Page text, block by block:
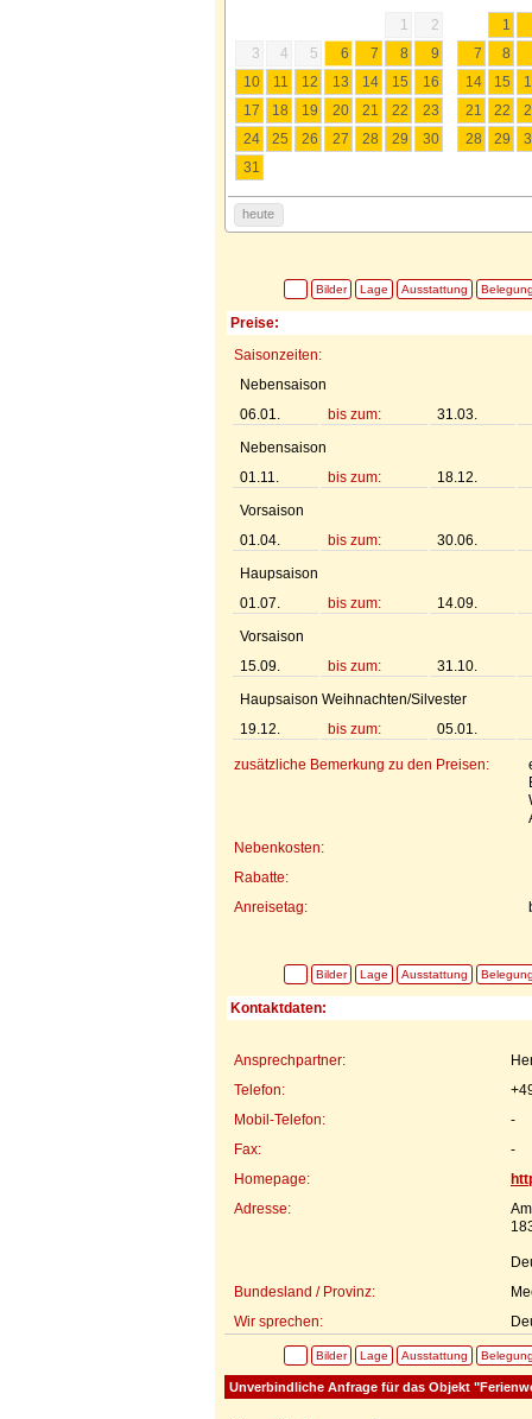
1
2
3
4 5 6 7 8
9
10
11 12 13 14 15
16
17
18 19 20 21 22
23
24
25 26 27 28 29
30
31
1
7
8
14
15
21
22
28
29
heute
Bilder Lage Ausstattung
Preise:
Saisonzeiten:
Nebensaison
06.01.
bis zum:
31.03.
Nebensaison
01.11.
bis zum:
18.12.
Vorsaison
01.04.
bis zum:
30.06.
Haupsaison
01.07.
bis zum:
14.09.
Vorsaison
15.09.
bis zum:
31.10.
Haupsaison Weihnachten/Silvester
19.12.
bis zum: 05.01.
zusätzliche Bemerkung zu den Preisen:
Nebenkosten:
Rabatte:
Anreisetag:
Bilder Lage Ausstattung
Kontaktdaten:
Ansprechpartner:
Telefon:
Mobil-Telefon:
-
Fax:
-
Homepage:
Adresse:
Bundesland / Provinz:
Wir sprechen:
Bilder Lage Ausstattung
Unverbindliche Anfrage für das Objekt